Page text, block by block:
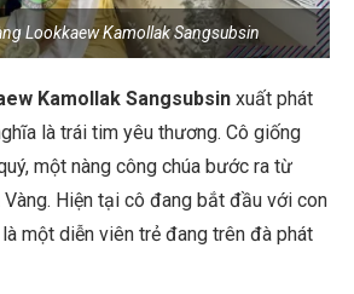
Lookkaew Kamollak Sangsubsin
Kamollak Sangsubsin xuất phát
là trái tim yêu thương. Cô giống
một nàng công chúa bước ra từ
Hiện tại cô đang bắt đầu với con
một diễn viên trẻ đang trên đà phát